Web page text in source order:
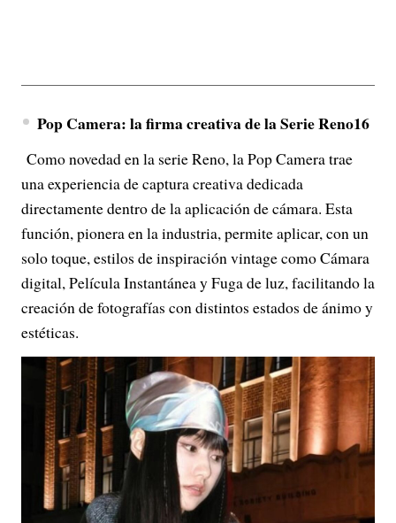
Pop Camera: la firma creativa de la Serie Reno16
Como novedad en la serie Reno, la Pop Camera trae
una experiencia de captura creativa dedicada
directamente dentro de la aplicación de cámara. Esta
función, pionera en la industria, permite aplicar, con un
solo toque, estilos de inspiración vintage como Cámara
digital, Película Instantánea y Fuga de luz, facilitando la
creación de fotografías con distintos estados de ánimo y
estéticas.